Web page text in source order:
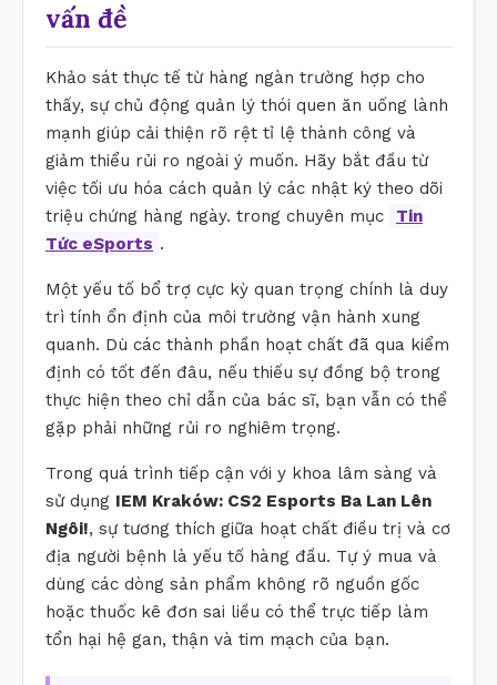
vấn đề
Khảo sát thực tế từ hàng ngàn trường hợp cho
thấy, sự chủ động quản lý thói quen ăn uống lành
mạnh giúp cải thiện rõ rệt tỉ lệ thành công và
giảm thiểu rủi ro ngoài ý muốn. Hãy bắt đầu từ
việc tối ưu hóa cách quản lý các nhật ký theo dõi
triệu chứng hàng ngày. trong chuyên mục
Tin
Tức eSports .
Một yếu tố bổ trợ cực kỳ quan trọng chính là duy
trì tính ổn định của môi trường vận hành xung
quanh. Dù các thành phần hoạt chất đã qua kiểm
định có tốt đến đâu, nếu thiếu sự đồng bộ trong
thực hiện theo chỉ dẫn của bác sĩ, bạn vẫn có thể
gặp phải những rủi ro nghiêm trọng.
Trong quá trình tiếp cận với y khoa lâm sàng và
sử dụng IEM Kraków: CS2 Esports Ba Lan Lên
Ngôi!, sự tương thích giữa hoạt chất điều trị và cơ
địa người bệnh là yếu tố hàng đầu. Tự ý mua và
dùng các dòng sản phẩm không rõ nguồn gốc
hoặc thuốc kê đơn sai liều có thể trực tiếp làm
tổn hại hệ gan, thận và tim mạch của bạn.